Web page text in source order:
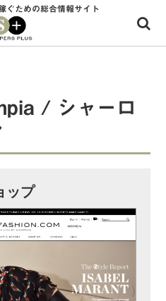
マ実践記
バイマの疑問に現役パーソナルショッパーが答えてみた
バイマ活動の疑問に売れっ子現役バイヤーが答えてみた
ぐための総合情報サイト
/ シャーロ
ップ